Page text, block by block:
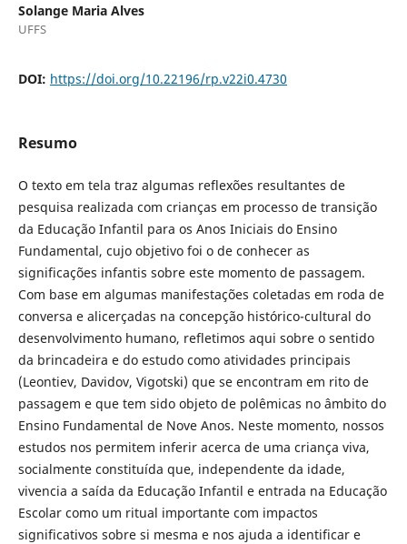
Solange Maria Alves
UFFS
DOI: https://doi.org/10.22196/rp.v22i0.4730
Resumo
O texto em tela traz algumas reflexões resultantes de
pesquisa realizada com crianças em processo de transição
da Educação Infantil para os Anos Iniciais do Ensino
Fundamental, cujo objetivo foi o de conhecer as
significações infantis sobre este momento de passagem.
Com base em algumas manifestações coletadas em roda de
conversa e alicerçadas na concepção histórico-cultural do
desenvolvimento humano, refletimos aqui sobre o sentido
da brincadeira e do estudo como atividades principais
(Leontiev, Davidov, Vigotski) que se encontram em rito de
passagem e que tem sido objeto de polêmicas no âmbito do
Ensino Fundamental de Nove Anos. Neste momento, nossos
estudos nos permitem inferir acerca de uma criança viva,
socialmente constituída que, independente da idade,
vivencia a saída da Educação Infantil e entrada na Educação
Escolar como um ritual importante com impactos
significativos sobre si mesma e nos ajuda a identificar e